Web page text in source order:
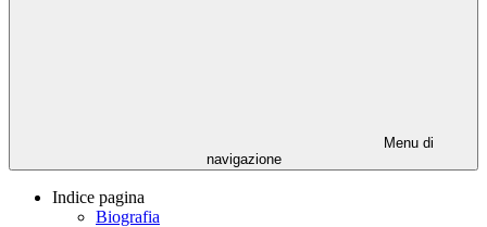
Menu di
navigazione
Indice pagina
Biografia